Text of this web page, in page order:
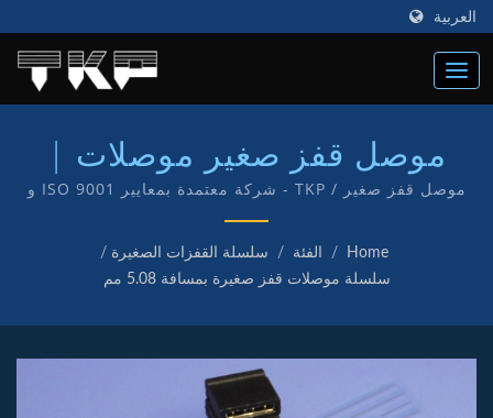
العربية
موصل قفز صغير موصلات |
مصنع موصلات الكمبيوتر عالية
التيار | TKP
موصل قفز صغير / TKP - شركة معتمدة بمعايير ISO 9001 و
IATF16949 وهذا يعكس التزامنا بتقديم خدمة ومنتجات عالية
الجودة لعملائنا. لدينا قسم البحث والتطوير وتصنيع منتجاتنا
الخاصة بعلامة TKP.
Home
/ الفئة / سلسلة القفزات الصغيرة /
سلسلة موصلات قفز صغيرة بمسافة 5.08 مم